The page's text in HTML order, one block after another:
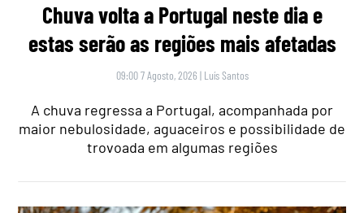
Chuva volta a Portugal neste dia e
estas serão as regiões mais afetadas
09:00 7 Agosto, 2026 | Luís Santos
A chuva regressa a Portugal, acompanhada por
maior nebulosidade, aguaceiros e possibilidade de
trovoada em algumas regiões